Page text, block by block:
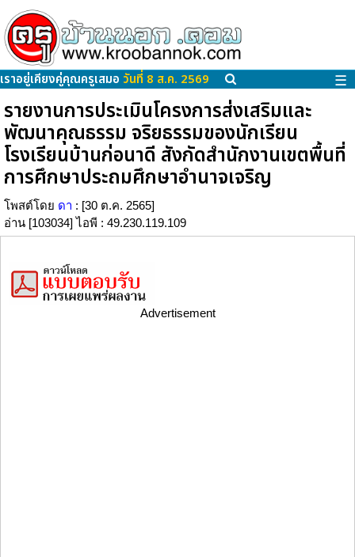
เราอยู่เคียงคู่คุณครูเสมอ วันที่ 8 ส.ค. 2569 ☰
รายงานการประเมินโครงการส่งเสริมและ
พัฒนาคุณธรรม จริยธรรมของนักเรียน
โรงเรียนบ้านก่อนาดี สังกัดสำนักงานเขตพื้นที่
การศึกษาประถมศึกษาอำนาจเจริญ
โพสต์โดย ดา : [30 ต.ค. 2565]
อ่าน [103034] ไอพี : 49.230.119.109
Advertisement